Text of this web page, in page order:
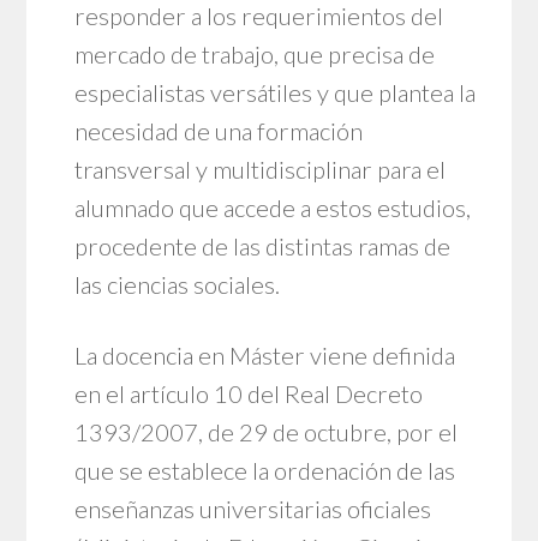
responder a los requerimientos del
mercado de trabajo, que precisa de
especialistas versátiles y que plantea la
necesidad de una formación
transversal y multidisciplinar para el
alumnado que accede a estos estudios,
procedente de las distintas ramas de
las ciencias sociales.
La docencia en Máster viene definida
en el artículo 10 del Real Decreto
1393/2007, de 29 de octubre, por el
que se establece la ordenación de las
enseñanzas universitarias oficiales